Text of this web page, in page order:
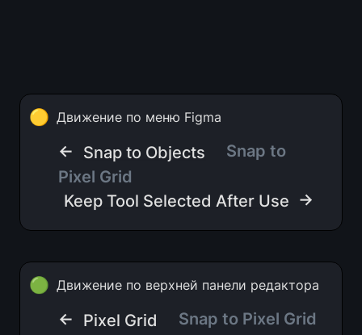
🟡 Движение по меню Figma
← Snap to Objects
Snap to
Pixel Grid
Keep Tool Selected After Use →
🟢 Движение по верхней панели редактора
← Pixel Grid
Snap to Pixel Grid